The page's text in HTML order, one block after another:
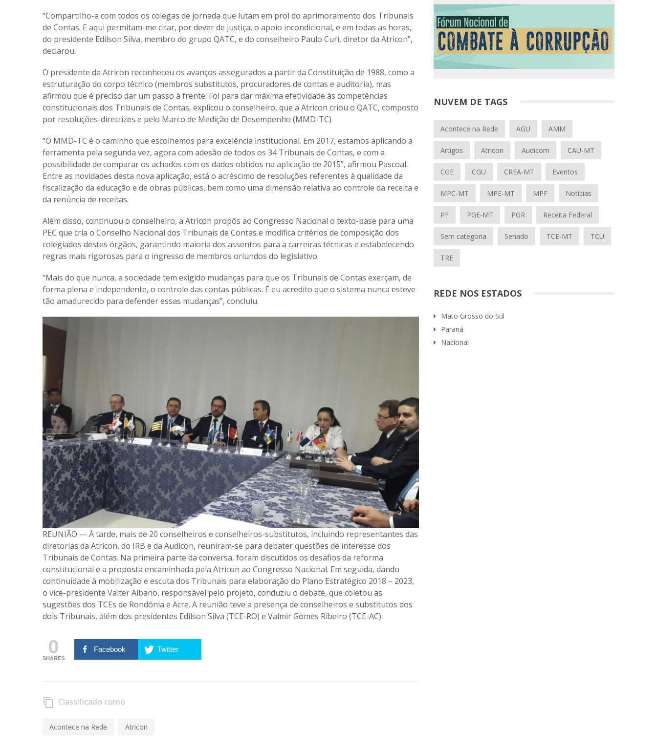
“Compartilho-a com todos os colegas de jornada que lutam em prol do aprimoramento dos Tribunais
de Contas. E aqui permitam-me citar, por dever de justiça, o apoio incondicional, e em todas as horas,
do presidente Edilson Silva, membro do grupo QATC, e do conselheiro Paulo Curi, diretor da Atricon”,
declarou.
O presidente da Atricon reconheceu os avanços assegurados a partir da Constituição de 1988, como a
estruturação do corpo técnico (membros substitutos, procuradores de contas e auditoria), mas
afirmou que é preciso dar um passo à frente. Foi para dar máxima efetividade às competências
constitucionais dos Tribunais de Contas, explicou o conselheiro, que a Atricon criou o QATC, composto
por resoluções-diretrizes e pelo Marco de Medição de Desempenho (MMD-TC).
“O MMD-TC é o caminho que escolhemos para excelência institucional. Em 2017, estamos aplicando a
ferramenta pela segunda vez, agora com adesão de todos os 34 Tribunais de Contas, e com a
possibilidade de comparar os achados com os dados obtidos na aplicação de 2015”, afirmou Pascoal.
Entre as novidades desta nova aplicação, está o acréscimo de resoluções referentes à qualidade da
fiscalização da educação e de obras públicas, bem como uma dimensão relativa ao controle da receita e
da renúncia de receitas.
Além disso, continuou o conselheiro, a Atricon propôs ao Congresso Nacional o texto-base para uma
PEC que cria o Conselho Nacional dos Tribunais de Contas e modifica critérios de composição dos
colegiados destes órgãos, garantindo maioria dos assentos para a carreiras técnicas e estabelecendo
regras mais rigorosas para o ingresso de membros oriundos do legislativo.
“Mais do que nunca, a sociedade tem exigido mudanças para que os Tribunais de Contas exerçam, de
forma plena e independente, o controle das contas públicas. E eu acredito que o sistema nunca esteve
tão amadurecido para defender essas mudanças”, concluiu.
REUNIÃO — À tarde, mais de 20 conselheiros e conselheiros-substitutos, incluindo representantes das
diretorias da Atricon, do IRB e da Audicon, reuniram-se para debater questões de interesse dos
Tribunais de Contas. Na primeira parte da conversa, foram discutidos os desafios da reforma
constitucional e a proposta encaminhada pela Atricon ao Congresso Nacional. Em seguida, dando
continuidade à mobilização e escuta dos Tribunais para elaboração do Plano Estratégico 2018 – 2023,
o vice-presidente Valter Albano, responsável pelo projeto, conduziu o debate, que coletou as
sugestões dos TCEs de Rondônia e Acre. A reunião teve a presença de conselheiros e substitutos dos
dois Tribunais, além dos presidentes Edilson Silva (TCE-RO) e Valmir Gomes Ribeiro (TCE-AC).
0
SHARES
Facebook Twitter
content_copy Classificado como
Acontece na Rede Atricon
NUVEM DE TAGS
Acontece na Rede AGU AMM
Artigos Atricon Audicom CAU-MT
CGE CGU CREA-MT Eventos
MPC-MT MPE-MT MPF Notícias
PF PGE-MT PGR Receita Federal
Sem categoria Senado TCE-MT TCU
TRE
REDE NOS ESTADOS
Mato Grosso do Sul
Paraná
Nacional